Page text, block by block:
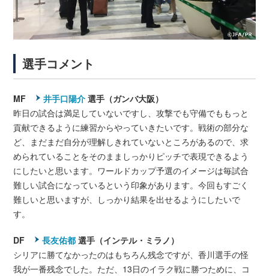
選手コメント
MF 井手口陽介 選手（ガンバ大阪）
昨日の試合は満足していないですし、攻撃でも守備でももっと
貢献できるように練習からやっていきたいです。戦術の部分な
ど、まだまだ自分が理解しきれていないところがあるので、求
められていることをそのまましっかりピッチで表現できるよう
にしたいと思います。ワールドカップ予選のイメージは毎試合
難しい試合になっているという印象があります。今回もすごく
難しいと思いますが、しっかり結果を出せるようにしたいで
す。
DF 長友佑都選手（インテル・ミラノ）
シリアに勝てなかったのはもちろん残念ですが、香川選手の怪
我が一番残念でした。ただ、13日のイラク戦に勝つために、コ